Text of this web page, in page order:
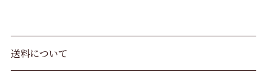
送料について